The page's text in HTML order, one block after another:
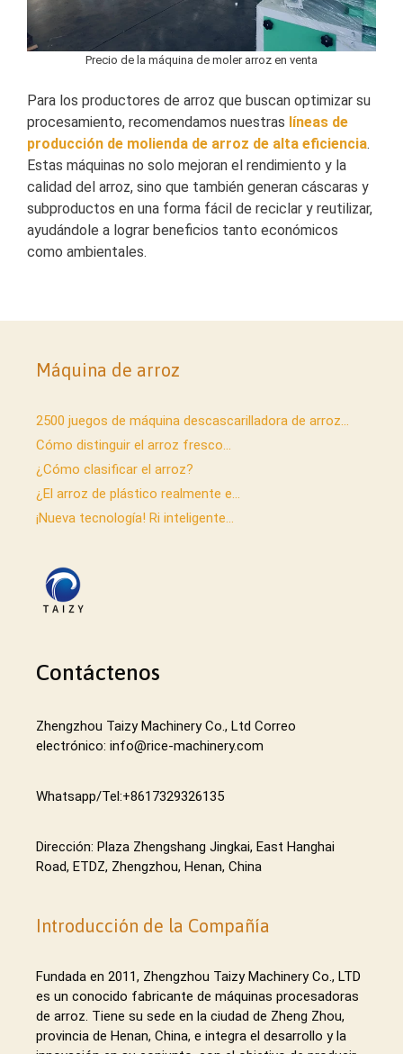
Precio de la máquina de moler arroz en venta
Para los productores de arroz que buscan optimizar su
procesamiento, recomendamos nuestras líneas de
producción de molienda de arroz de alta eficiencia.
Estas máquinas no solo mejoran el rendimiento y la
calidad del arroz, sino que también generan cáscaras y
subproductos en una forma fácil de reciclar y reutilizar,
ayudándole a lograr beneficios tanto económicos
como ambientales.
Máquina de arroz
2500 juegos de máquina descascarilladora de arroz...
Cómo distinguir el arroz fresco...
¿Cómo clasificar el arroz?
¿El arroz de plástico realmente e...
¡Nueva tecnología! Ri inteligente...
Contáctenos
Zhengzhou Taizy Machinery Co., Ltd Correo
electrónico: info@rice-machinery.com
Whatsapp/Tel:+8617329326135
Dirección: Plaza Zhengshang Jingkai, East Hanghai
Road, ETDZ, Zhengzhou, Henan, China
Introducción de la Compañía
Fundada en 2011, Zhengzhou Taizy Machinery Co., LTD
es un conocido fabricante de máquinas procesadoras
de arroz. Tiene su sede en la ciudad de Zheng Zhou,
provincia de Henan, China, e integra el desarrollo y la